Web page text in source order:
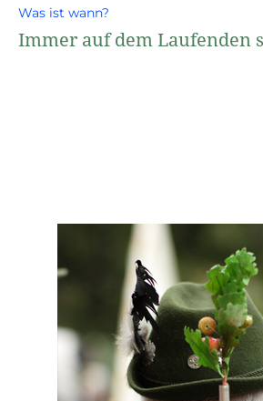
Was ist wann?
Immer auf dem Laufenden